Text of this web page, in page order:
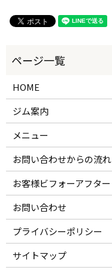
HOME
ジム案内
メニュー
お問い合わせからの流れ
お客様ビフォーアフター
お問い合わせ
プライバシーポリシー
サイトマップ